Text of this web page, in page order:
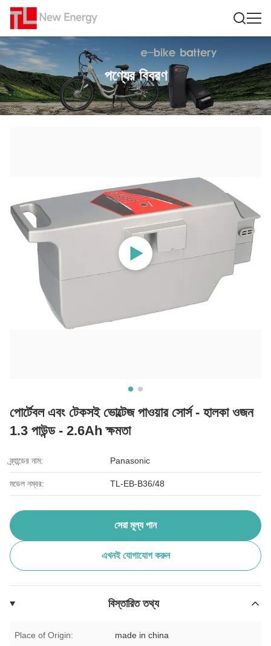
পণ্যের বিবরণ
পোর্টেবল এবং টেকসই ভোল্টেজ পাওয়ার সোর্স - হালকা ওজন
1.3 পাউন্ড - 2.6Ah ক্ষমতা
ব্র্যান্ডের নাম: Panasonic
মডেল নম্বর: TL-EB-B36/48
সেরা মূল্য পান
এখনই যোগাযোগ করুন
বিস্তারিত তথ্য
Place of Origin: made in china